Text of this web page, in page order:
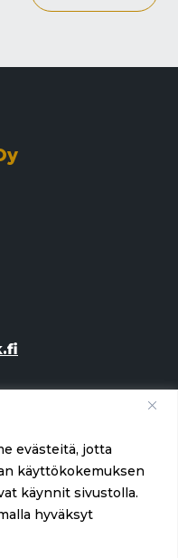
evästeitä, jotta
käyttökokemuksen
käynnit sivustolla.
hyväksyt